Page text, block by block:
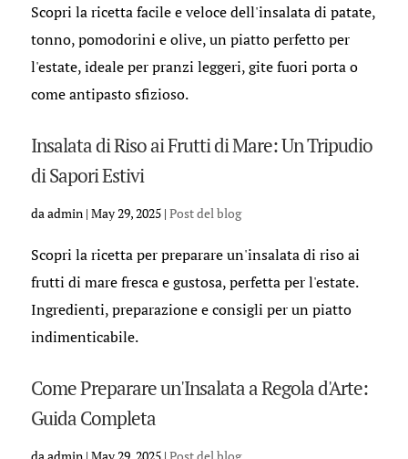
Scopri la ricetta facile e veloce dell'insalata di patate,
tonno, pomodorini e olive, un piatto perfetto per
l'estate, ideale per pranzi leggeri, gite fuori porta o
come antipasto sfizioso.
Insalata di Riso ai Frutti di Mare: Un Tripudio
di Sapori Estivi
daadmin| May 29, 2025| Post del blog
Scopri la ricetta per preparare un'insalata di riso ai
frutti di mare fresca e gustosa, perfetta per l'estate.
Ingredienti, preparazione e consigli per un piatto
indimenticabile.
Come Preparare un'Insalata a Regola d'Arte:
Guida Completa